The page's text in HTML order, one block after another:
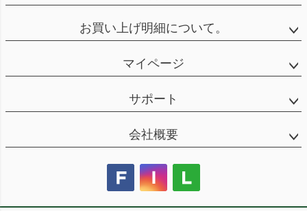
お買い上げ明細について。
マイページ
サポート
会社概要